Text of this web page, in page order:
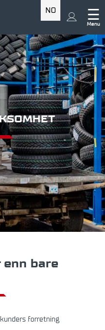
☰
Menu
NO
enn bare
forretning